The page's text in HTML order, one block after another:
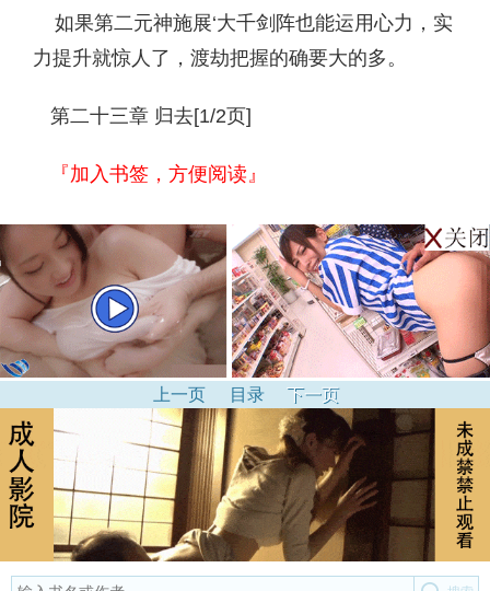
如果第二元神施展‘大千剑阵也能运用心力，实
力提升就惊人了，渡劫把握的确要大的多。
第二十三章 归去[1/2页]
『加入书签，方便阅读』
上一页 目录 下一页